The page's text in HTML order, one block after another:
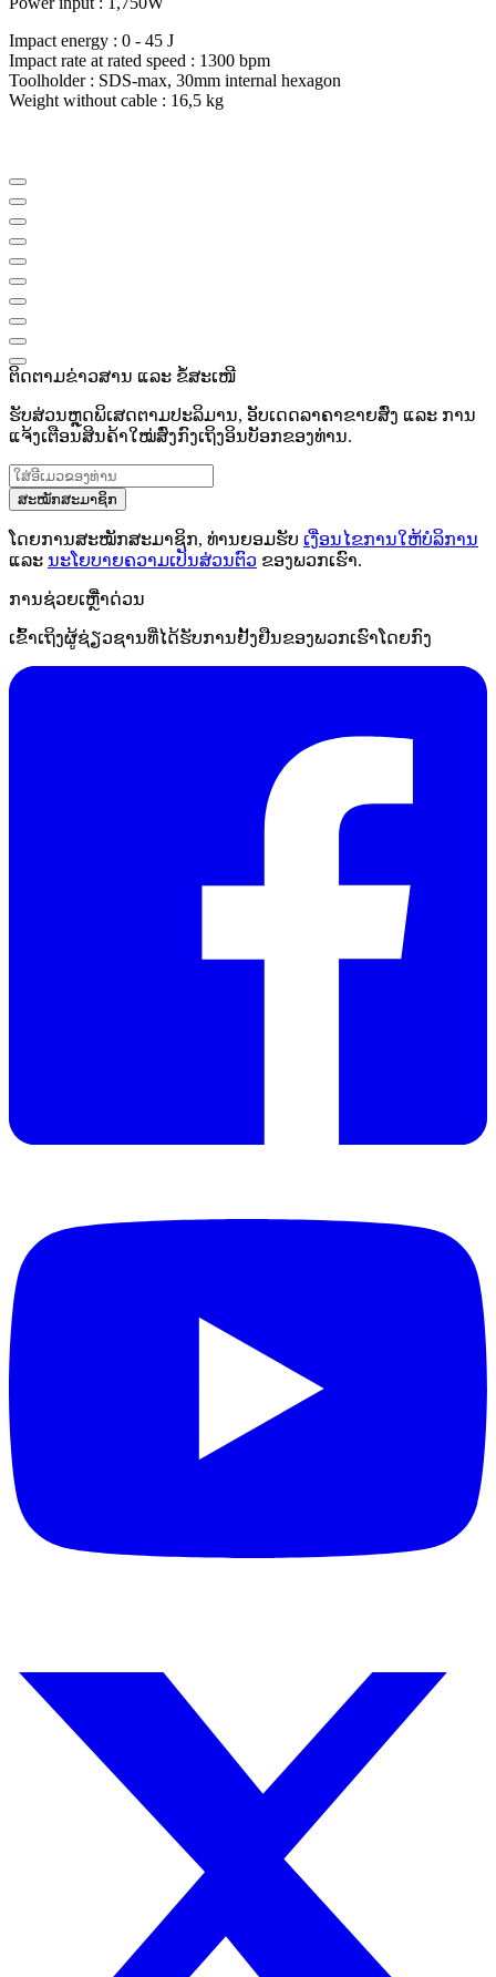
Impact energy : 0 - 45 J
Impact rate at rated speed : 1300 bpm
Toolholder : SDS-max, 30mm internal hexagon
Weight without cable : 16,5 kg
ຕິດຕາມຂ່າວສານ ແລະ ຂໍ້ສະເໜີ
ຮັບສ່ວນຫຼຸດພິເສດຕາມປະລິມານ, ອັບເດດລາຄາຂາຍສົ່ງ ແລະ ການ
ແຈ້ງເຕືອນສິນຄ້າໃໝ່ສົ່ງກົງເຖິງອິນບັອກຂອງທ່ານ.
ສະໝັກສະມາຊິກ
ໂດຍການສະໝັກສະມາຊິກ, ທ່ານຍອມຮັບ ເງື່ອນໄຂການໃຫ້ບໍລິການ
ແລະ ນະໂຍບາຍຄວາມເປັນສ່ວນຕົວ ຂອງພວກເຮົາ.
ການຊ່ວຍເຫຼືໍາດ່ວນ
ເຂົ້າເຖິງຜູ້ຊ່ຽວຊານທີ່ໄດ້ຮັບການຢັ້ງຢືນຂອງພວກເຮົາໂດຍກົງ